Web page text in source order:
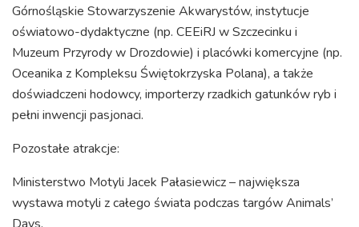
Górnośląskie Stowarzyszenie Akwarystów, instytucje
oświatowo-dydaktyczne (np. CEEiRJ w Szczecinku i
Muzeum Przyrody w Drozdowie) i placówki komercyjne (np.
Oceanika z Kompleksu Świętokrzyska Polana), a także
doświadczeni hodowcy, importerzy rzadkich gatunków ryb i
pełni inwencji pasjonaci.
Pozostałe atrakcje:
Ministerstwo Motyli Jacek Pałasiewicz – największa
wystawa motyli z całego świata podczas targów Animals’